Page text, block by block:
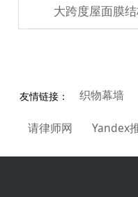
大跨度屋面膜
友情链接： 织物幕墙
请律师网 Yandex